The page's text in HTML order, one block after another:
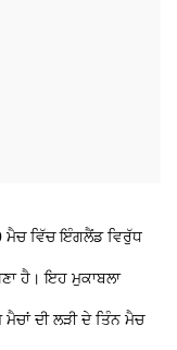
ਮੈਚ ਵਿੱਚ ਇੰਗਲੈਂਡ ਵਿਰੁੱਧ
ਹੈ। ਇਹ ਮੁਕਾਬਲਾ
ਦੀ ਲੜੀ ਦੇ ਤਿੰਨ ਮੈਚ